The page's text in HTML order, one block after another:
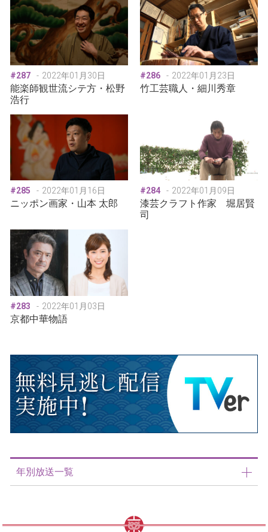
#287 2022年01月30日
能楽師観世流シテ方・松野
浩行
#286 2022年01月23日
竹工芸職人・細川秀章
#285 2022年01月16日
ニッポン画家・山本 太郎
#284 2022年01月09日
漆芸クラフト作家 堀居賢
司
#283 2022年01月03日
京都中華物語
年別放送一覧